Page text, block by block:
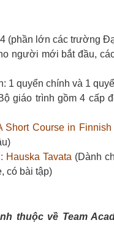
(phần lớn các trường
người mới bắt đầu,
1 quyển chính và 1
giáo trình gồm 4 cấp
Short Course in Finnish
Hauska Tavata (Dành
có bài tập)
thuộc về Team